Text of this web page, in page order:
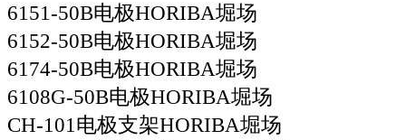
6151-50B电极HORIBA堀场
6152-50B电极HORIBA堀场
6174-50B电极HORIBA堀场
6108G-50B电极HORIBA堀场
CH-101电极支架HORIBA堀场